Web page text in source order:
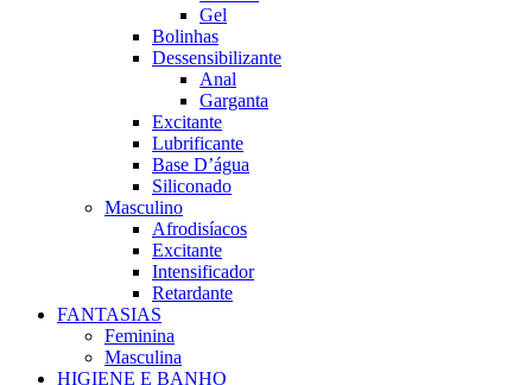
Gel
Bolinhas
Dessensibilizante
Anal
Garganta
Excitante
Lubrificante
Base D’água
Siliconado
Masculino
Afrodisíacos
Excitante
Intensificador
Retardante
FANTASIAS
Feminina
Masculina
HIGIENE E BANHO